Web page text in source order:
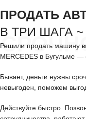
ПРОДАТЬ
В ТРИ ШАГА ~
Решили продать машину
MERCEDES в Бугульме
Бывает, деньги нужны
невыгоден, поможем
Действуйте быстро.